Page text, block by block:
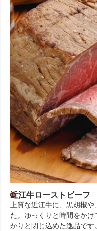
近江牛ローストビーフ
上質な近江牛に、黒胡椒
た。ゆっくりと時間をか
かりと閉じ込めた逸品です。